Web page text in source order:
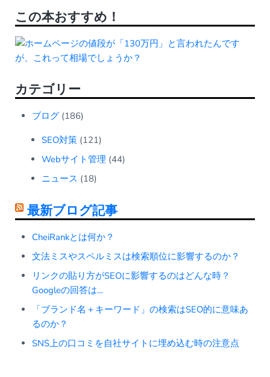
この本おすすめ！
カテゴリー
ブログ (186)
SEO対策 (121)
Webサイト管理 (44)
ニュース (18)
最新ブログ記事
CheiRankとは何か？
文法ミスやスペルミスは検索順位に影響するのか？
リンクの貼り方がSEOに影響するのはどんな時？
Googleの回答は…
「ブランド名＋キーワード」の検索はSEO的に意味あ
るのか？
SNS上の口コミを自社サイトに埋め込む時の注意点